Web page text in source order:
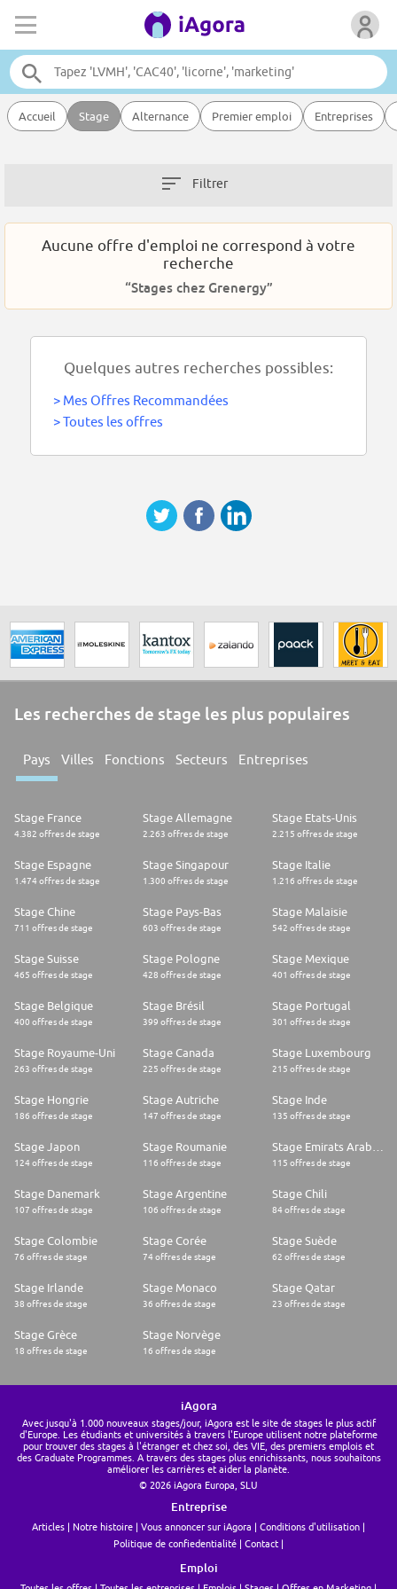
Accueil Stage Alternance Premier emploi Entreprises
Filtrer
Aucune offre d'emploi ne correspond à votre
recherche
“Stages chez Grenergy”
Quelques autres recherches possibles:
> Mes Offres Recommandées
>Toutes les offres
Les recherches de stage les plus populaires
Pays Villes Fonctions Secteurs Entreprises
Stage France
4.382 offres de stage
Stage Allemagne
2.263 offres de stage
Stage Etats-Unis
2.215 offres de stage
Stage Espagne
1.474 offres de stage
Stage Singapour
1.300 offres de stage
Stage Italie
1.216 offres de stage
Stage Chine
711 offres de stage
Stage Pays-Bas
603 offres de stage
Stage Malaisie
542 offres de stage
Stage Suisse
465 offres de stage
Stage Pologne
428 offres de stage
Stage Mexique
401 offres de stage
Stage Belgique
400 offres de stage
Stage Brésil
399 offres de stage
Stage Portugal
301 offres de stage
Stage Royaume-Uni
263 offres de stage
Stage Canada
225 offres de stage
Stage Luxembourg
215 offres de stage
Stage Hongrie
186 offres de stage
Stage Autriche
147 offres de stage
Stage Inde
135 offres de stage
Stage Japon
124 offres de stage
Stage Roumanie
116 offres de stage 115 offres de stage
Stage Danemark
107 offres de stage
Stage Argentine
106 offres de stage
Stage Chili
84 offres de stage
Stage Colombie
76 offres de stage
Stage Corée
74 offres de stage
Stage Suède
62 offres de stage
Stage Irlande
38 offres de stage
Stage Monaco
36 offres de stage
Stage Qatar
23 offres de stage
Stage Grèce
18 offres de stage
Stage Norvège
16 offres de stage
iAgora
Avec jusqu'à 1.000 nouveaux stages/jour, iAgora est le site de stages le plus actif
d'Europe. Les étudiants et universités à travers l'Europe utilisent notre plateforme
pour trouver des stages à l'étranger et chez soi, des VIE, des premiers emplois et
des Graduate Programmes. A travers des stages plus enrichissants, nous souhaitons
améliorer les carrières et aider la planète.
© 2026 iAgora Europa, SLU
Entreprise
Articles Notre histoire Vous annoncer sur iAgora
Conditions d'utilisation
Politique de confiedentialité
Contact
Emploi